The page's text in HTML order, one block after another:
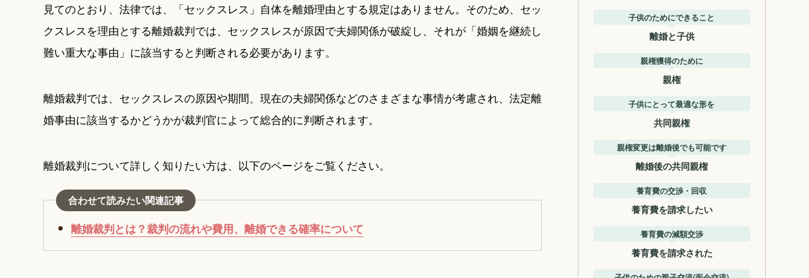
見てのとおり、法律では、「セックスレス」自体を離婚理由とする規定はありません。そのため、セッ
クスレスを理由とする離婚裁判では、セックスレスが原因で夫婦関係が破綻し、それが「婚姻を継続し
難い重大な事由」に該当すると判断される必要があります。
離婚裁判では、セックスレスの原因や期間、現在の夫婦関係などのさまざまな事情が考慮され、法定離
婚事由に該当するかどうかが裁判官によって総合的に判断されます。
離婚裁判について詳しく知りたい方は、以下のページをご覧ください。
合わせて読みたい関連記事
離婚裁判とは？裁判の流れや費用、離婚できる確率について
子供のためにできること
離婚と子供
親権獲得のために
親権
子供にとって最適な形を
共同親権
親権変更は離婚後でも可能です
離婚後の共同親権
養育費の交渉・回収
養育費を請求したい
養育費の減額交渉
養育費を請求された